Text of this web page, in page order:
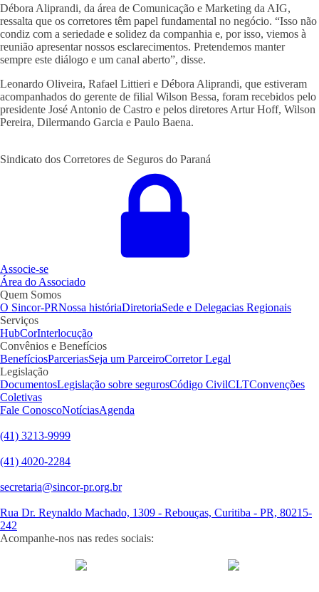
Débora Aliprandi, da área de Comunicação e Marketing da AIG,
ressalta que os corretores têm papel fundamental no negócio. “Isso não
condiz com a seriedade e solidez da companhia e, por isso, viemos à
reunião apresentar nossos esclarecimentos. Pretendemos manter
sempre este diálogo e um canal aberto”, disse.
Leonardo Oliveira, Rafael Littieri e Débora Aliprandi, que estiveram
acompanhados do gerente de filial Wilson Bessa, foram recebidos pelo
presidente José Antonio de Castro e pelos diretores Artur Hoff, Wilson
Pereira, Dilermando Garcia e Paulo Baena.
Sindicato dos Corretores de Seguros do Paraná
Associe-se
Área do Associado
Quem Somos
O Sincor-PRNossa históriaDiretoriaSede e Delegacias Regionais
Serviços
HubCorInterlocução
Convênios e Benefícios
BenefíciosParceriasSeja um ParceiroCorretor Legal
Legislação
DocumentosLegislação sobre segurosCódigo CivilCLTConvenções
Coletivas
Fale ConoscoNotíciasAgenda
(41) 3213-9999
(41) 4020-2284
secretaria@sincor-pr.org.br
Rua Dr. Reynaldo Machado, 1309 - Rebouças, Curitiba - PR, 80215-
242
Acompanhe-nos nas redes sociais: